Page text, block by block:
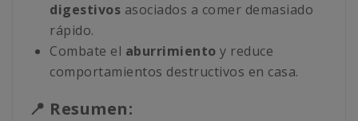
digestivos asociados a comer demasiado
rápido.
Combate el aburrimiento y reduce
comportamientos destructivos en casa.
📍 Resumen: